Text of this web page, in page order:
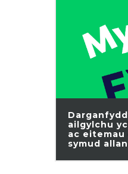
ailgylchu
ac eitemau
symud